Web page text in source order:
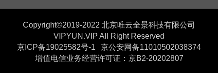
Copyright©2019-2022 北京唯云全景科技有限公司
VIPYUN.VIP All Right Reserved
京ICP备19025582号-1
京公安网备11010502038374
增值电信业务经营许可证：京B2-20202807